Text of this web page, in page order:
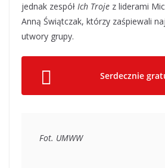
jednak zespół Ich Troje z liderami
Anną Świątczak, którzy zaśpiewali
utwory grupy.
Serdecznie
Fot. UMWW